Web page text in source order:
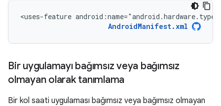
<uses-feature
AndroidManifest.xml
Bir uygulamayı bağımsız veya bağımsız
olmayan olarak tanımlama
Bir kol saati uygulaması bağımsız veya bağımsız olmayan